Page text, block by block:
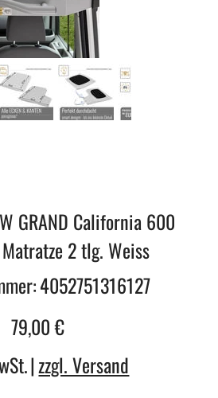
GRAND California 600
2 tlg. Weiss
4052751316127
4052751316127
79,00 €
|zzgl. Versand